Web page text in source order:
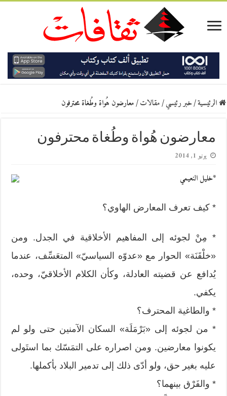
الرئيسية/خبر رئيسي/مقالات/معارضون هُواة وطُغاة محترفون
معارضون هُواة وطُغاة محترفون
يونيو 1, 2014
*خليل النعيمي
* كيف تعرف المعارض الهاوي؟
* مِنْ لجوئه إلى المفاهيم الأخلاقية في الجدل. ومن
«خلْقَنَة» الحوار مع «عدوّه السياسيّ» المتعَسِّف، عندما
يُدافع عن قضيته العادلة، وكأن الكلام الأخلاقيّ، وحده،
يكفي.
* والطاغية المحترف؟
* من لجوئه إلى «بَرْمَلَة» السكان الآمنين حتى ولو لم
يكونوا معارضين. ومن اصراره على التمَسّك بما استَولى
عليه بغير حق، ولو أدّى ذلك إلى تدمير البلاد بأكملها.
* والفَرْق بينهما؟